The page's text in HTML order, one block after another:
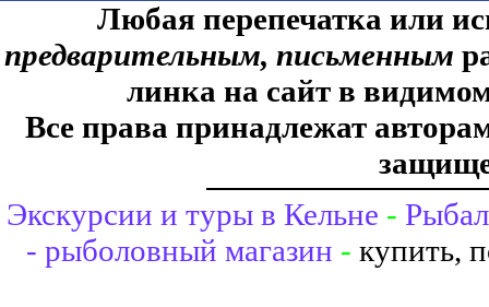
Любая перепечатка или
предварительным, письменным
линка на сайт в
Все права принадлежат
Экскурсии и туры в Кельне -
- рыболовный магазин - купить,